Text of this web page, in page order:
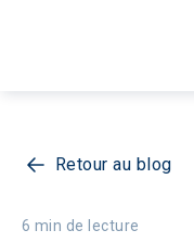
Retour au blog
6 min de lecture